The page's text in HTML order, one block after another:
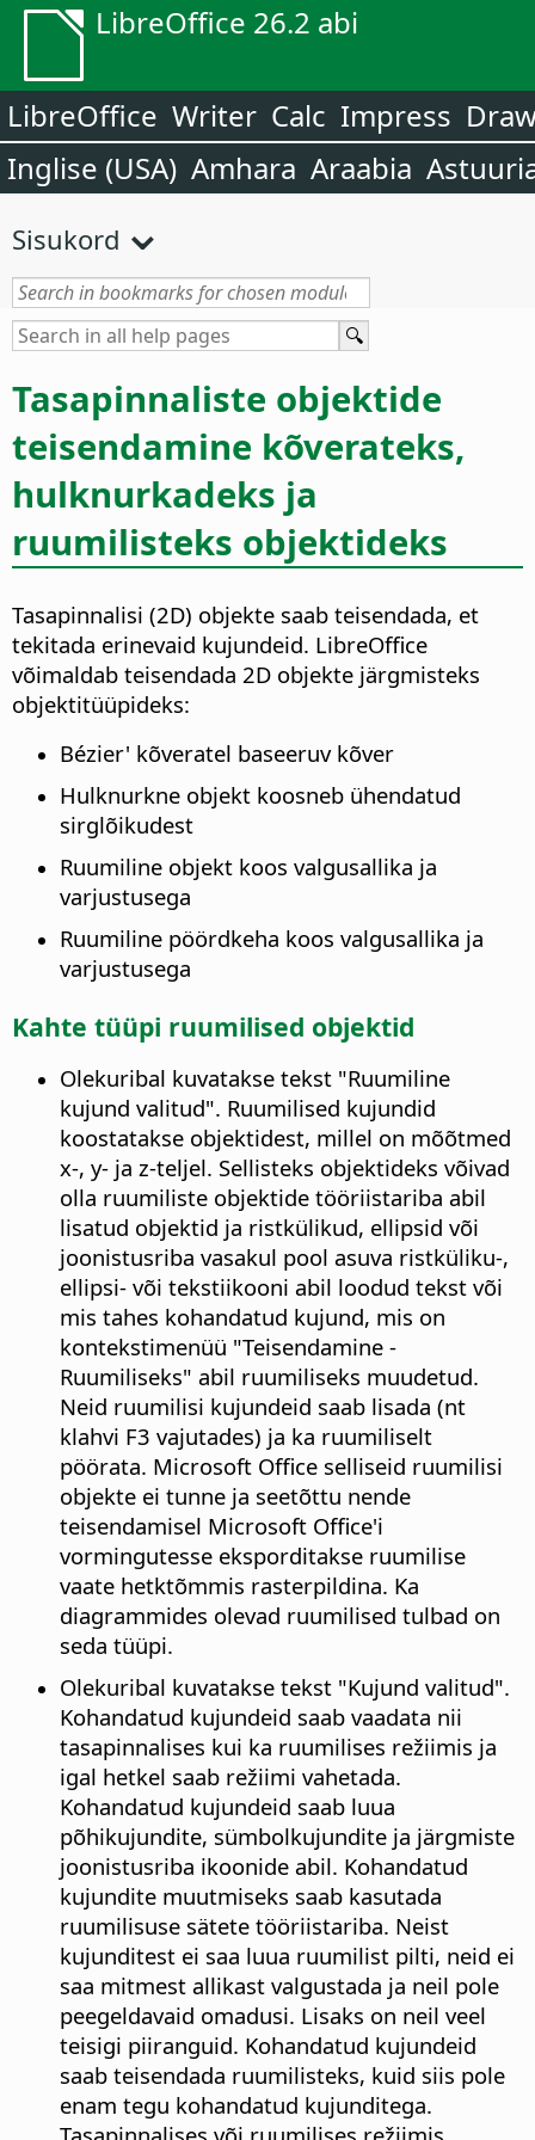
LibreOffice 26.2 abi
LibreOffice Writer Calc Impress
Inglise (USA) Amhara Araabia
Sisukord
Tasapinnaliste objektide
teisendamine kõverateks,
hulknurkadeks ja
ruumilisteks objektideks
Tasapinnalisi (2D) objekte saab teisendada, et
tekitada erinevaid kujundeid. LibreOffice
võimaldab teisendada 2D objekte järgmisteks
objektitüüpideks:
Bézier' kõveratel baseeruv kõver
Hulknurkne objekt koosneb ühendatud
sirglõikudest
Ruumiline objekt koos valgusallika ja
varjustusega
Ruumiline pöördkeha koos valgusallika ja
varjustusega
Kahte tüüpi ruumilised objektid
Olekuribal kuvatakse tekst "Ruumiline
kujund valitud". Ruumilised kujundid
koostatakse objektidest, millel on mõõtmed
x-, y- ja z-teljel. Sellisteks objektideks võivad
olla ruumiliste objektide tööriistariba abil
lisatud objektid ja ristkülikud, ellipsid või
joonistusriba vasakul pool asuva ristküliku-,
ellipsi- või tekstiikooni abil loodud tekst või
mis tahes kohandatud kujund, mis on
kontekstimenüü "Teisendamine -
Ruumiliseks" abil ruumiliseks muudetud.
Neid ruumilisi kujundeid saab lisada (nt
klahvi F3 vajutades) ja ka ruumiliselt
pöörata. Microsoft Office selliseid ruumilisi
objekte ei tunne ja seetõttu nende
teisendamisel Microsoft Office'i
vormingutesse eksporditakse ruumilise
vaate hetktõmmis rasterpildina. Ka
diagrammides olevad ruumilised tulbad on
seda tüüpi.
Olekuribal kuvatakse tekst "Kujund valitud".
Kohandatud kujundeid saab vaadata nii
tasapinnalises kui ka ruumilises režiimis ja
igal hetkel saab režiimi vahetada.
Kohandatud kujundeid saab luua
põhikujundite, sümbolkujundite ja järgmiste
joonistusriba ikoonide abil. Kohandatud
kujundite muutmiseks saab kasutada
ruumilisuse sätete tööriistariba. Neist
kujunditest ei saa luua ruumilist pilti, neid ei
saa mitmest allikast valgustada ja neil pole
peegeldavaid omadusi. Lisaks on neil veel
teisigi piiranguid. Kohandatud kujundeid
saab teisendada ruumilisteks, kuid siis pole
enam tegu kohandatud kujunditega.